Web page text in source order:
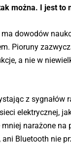
można. I jest to
ma dowodów
Pioruny
a nie w
z sygnałów
elektrycznej,
narażone na
Bluetooth nie